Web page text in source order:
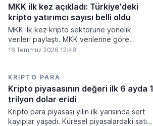
MKK ilk kez açıkladı: Türkiye'deki
kripto yatırımcı sayısı belli oldu
MKK ilk kez kripto sektörüne yönelik
verileri paylaştı. MKK verilerine göre
platformlarda bugüne kadar 5,6 milyon
olarak belirlendi.
16 Temmuz 2026 12:48
KRIPTO PARA
Kripto piyasasının değeri ilk 6 ayda 1
trilyon dolar eridi
Kripto para piyasası yılın ilk yarısında sert
kayıplar yaşadı. Küresel piyasalardaki satış